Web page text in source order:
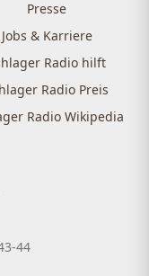
Presse
Jobs & Karriere
Radio hilft
Radio Preis
Radio Wikipedia
44